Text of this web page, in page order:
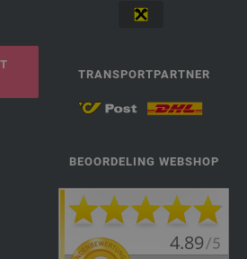
TRANSPORTPARTNER
BEOORDELING WEBSHOP